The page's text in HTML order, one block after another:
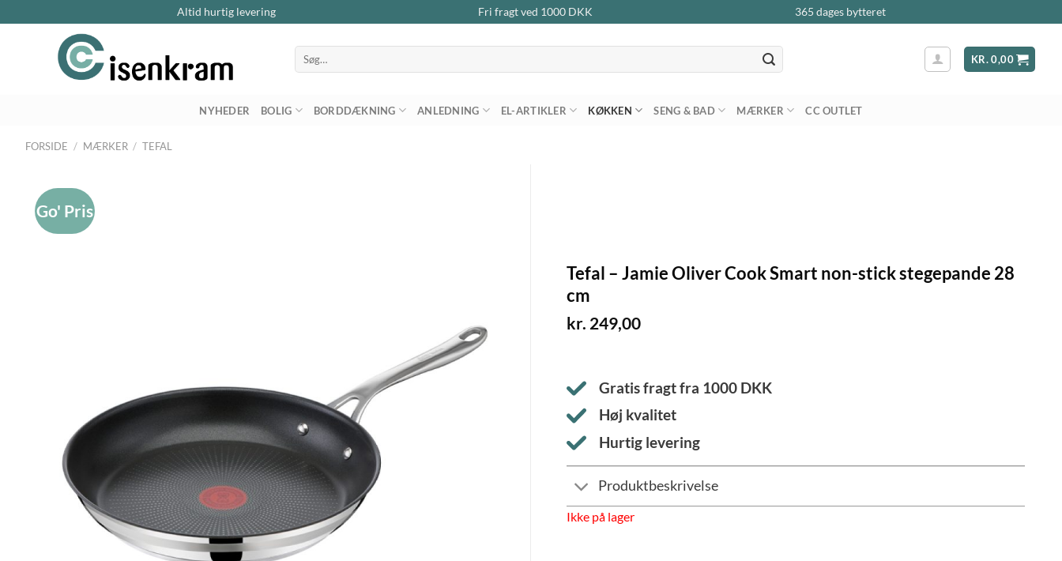
Altid hurtig levering Fri fragt ved 1000DKK 365 dages bytteret
Søg
efter:
KR.0,00
NYHEDER BOLIG BORDDÆKNING ANLEDNING EL-ARTIKLER KØKKEN SENG & BAD MÆRKER CC OUTLET
FORSIDE / MÆRKER / TEFAL
Go' Pris
Tefal – Jamie Oliver Cook Smart non-stick stegepande 28
cm
kr. 249,00
Gratis fragt fra 1000 DKK
Høj kvalitet
Hurtig levering
Produktbeskrivelse
Ikke på lager